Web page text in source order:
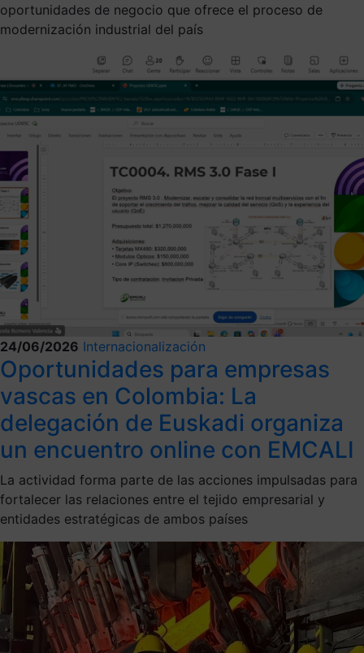
oportunidades de negocio que ofrece el proceso de
modernización industrial del país
24/06/2026 Internacionalización
Oportunidades para empresas
vascas en Colombia: La
delegación de Euskadi organiza
un encuentro online con EMCALI
La actividad forma parte de las acciones impulsadas para
fortalecer las relaciones entre el tejido empresarial y
entidades estratégicas de ambos países